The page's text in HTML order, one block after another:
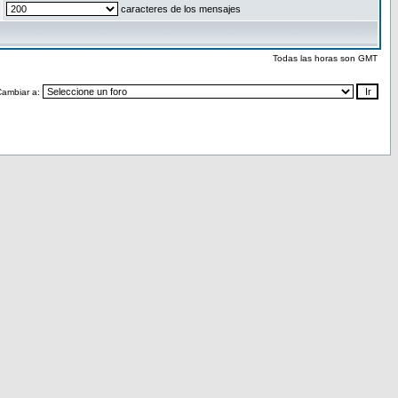
caracteres de los mensajes
Todas las horas son GMT
a: